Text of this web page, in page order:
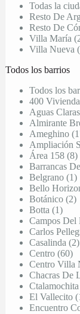
Todas la
Resto De
Resto De
Villa María
Villa Nueva
Todos los barrios
Todos los
400
Aguas
Almirante
Ameghino
Ampliación
Área 158 (8)
Barrancas
Belgrano (1)
Bello
Botánico (2)
Botta (1)
Campos Del
Carlos
Casalinda (2)
Centro (60)
Centro Villa
Chacras De
El Vallecito
Encuentro